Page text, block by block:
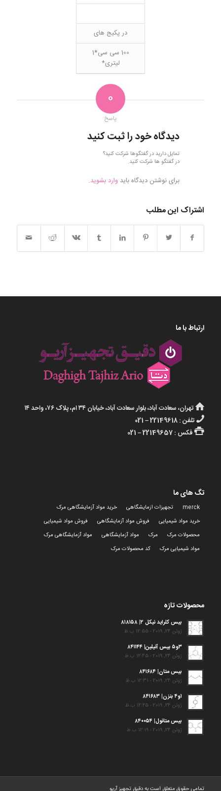
در پکیج های
100 سی سی*1
لیتری*
0
پاسخ
دیدگاه خود را ثبت کنید
تمایل دارید در گفتگوها شرکت کنید؟
در گفتگو ها شرکت کنید.
برای نوشتن دیدگاه باید وارد بشوید.
اشتراک این مطلب
ارتباط با ما
تهران، سعادت آباد، بلوار سعادت آباد، خیابان ۳۴ ام، پلاک ۷۶، واحد ۱۴
تلفن : 22149618 – 021
فکس : 22149657 – 021
تگ های ما
merck تجهیزات ازمایشگاهی
خرید مواد آزمایشگاهی مرک
خرید مواد شیمیایی
فروش مواد آزمایشگاهی
فروش مواد شیمیایی
محصولات مرک
مرک مواد آزمایشگاهی
مواد آزمایشگاهی مرک
مواد شیمیایی مرک
کد محصولات مرک
محصولات تازه
بیس کلراید نیکل ۲| ۸۱۸۱۵۸
ژوئن 24, 2019 - 12:55 ب.ظ
۳و۵ بیس آنیلین| ۸۴۱۱۴۴
ژوئن 24, 2019 - 12:45 ب.ظ
بیس متان| ۸۴۱۶۸۴
ژوئن 24, 2019 - 12:31 ب.ظ
۱و۴ بنزن| ۸۴۱۶۸۳
ژوئن 24, 2019 - 12:25 ب.ظ
بیس متانول| ۸۴۰۰۵۴
ژوئن 24, 2019 - 12:19 ب.ظ
تمامی حقوق متعلق است به دقیق تجهیز آریو